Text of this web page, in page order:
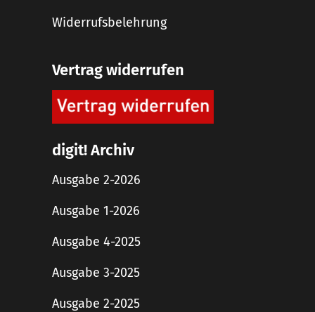
Widerrufsbelehrung
Vertrag widerrufen
digit! Archiv
Ausgabe 2-2026
Ausgabe 1-2026
Ausgabe 4-2025
Ausgabe 3-2025
Ausgabe 2-2025